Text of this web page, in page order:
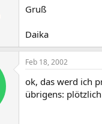
Gruß
Daika
Feb 18, 2002
ok, das werd ich
übrigens: